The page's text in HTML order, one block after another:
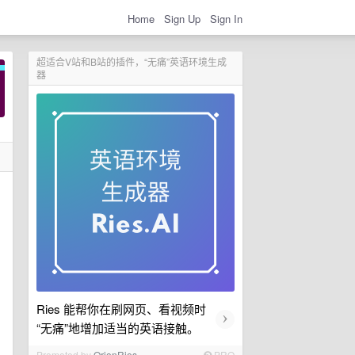
Home Sign Up Sign In
超适合V站和B站的插件，“无痛”英语环境生成
器
Ries 能帮你在刷网页、看视频时
“无痛”地增加适当的英语接触。
›